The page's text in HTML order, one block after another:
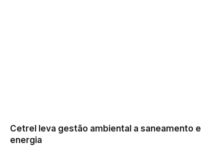
Cetrel leva gestão ambiental a saneamento e
energia